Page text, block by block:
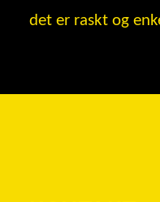
det er raskt og